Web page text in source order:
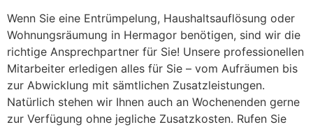
Wenn Sie eine Entrümpelung, Haushaltsauflösung oder
Wohnungsräumung in Hermagor benötigen, sind wir die
richtige Ansprechpartner für Sie! Unsere professionellen
Mitarbeiter erledigen alles für Sie – vom Aufräumen bis
zur Abwicklung mit sämtlichen Zusatzleistungen.
Natürlich stehen wir Ihnen auch an Wochenenden gerne
zur Verfügung ohne jegliche Zusatzkosten. Rufen Sie